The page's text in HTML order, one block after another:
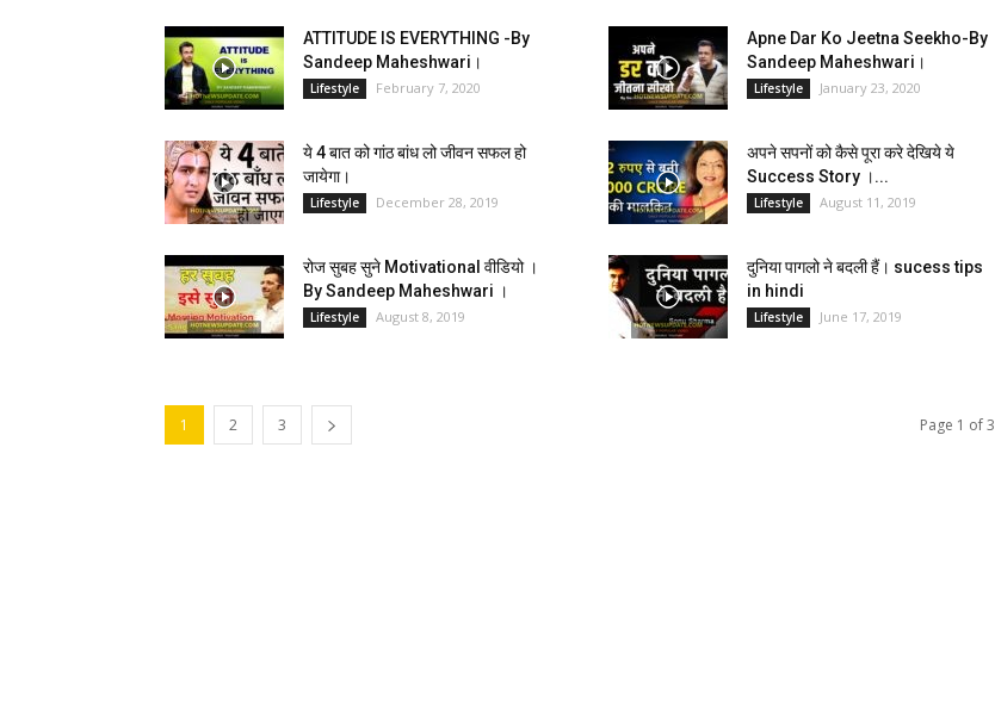
ATTITUDE IS EVERYTHING -By
Sandeep Maheshwari।
Lifestyle February 7, 2020
Apne Dar Ko Jeetna Seekho-By
Sandeep Maheshwari।
Lifestyle January 23, 2020
ये 4 बात को गांठ बांध लो जीवन सफल हो
जायेगा।
Lifestyle December 28, 2019
अपने सपनों को कैसे पूरा करे देखिये ये
Success Story ।...
Lifestyle August 11, 2019
रोज सुबह सुने Motivational वीडियो ।
By Sandeep Maheshwari ।
Lifestyle August 8, 2019
दुनिया पागलो ने बदली हैं। sucess tips
in hindi
Lifestyle June 17, 2019
1 2 3 Page 1 of 3